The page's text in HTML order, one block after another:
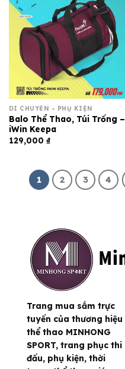
DI CHUYỂN - PHỤ KIỆN
Balo Thể Thao, Túi Trống –
iWin Keepa
129,000 ₫
1 2 3 4
Trang mua sắm trực
tuyến của thương hiệu
thể thao MINHONG
SPORT, trang phục thi
đấu, phụ kiện, thời